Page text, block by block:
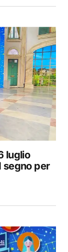
luglio
segno per